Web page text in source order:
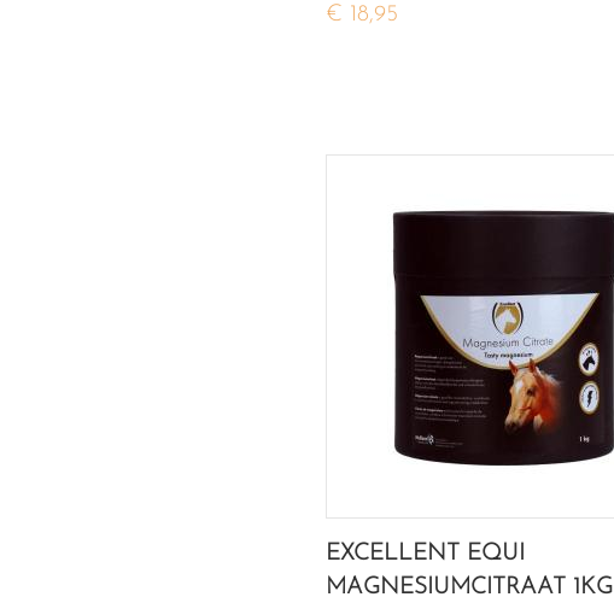
€ 18,95
EXCELLENT EQUI
MAGNESIUMCITRAAT 1KG